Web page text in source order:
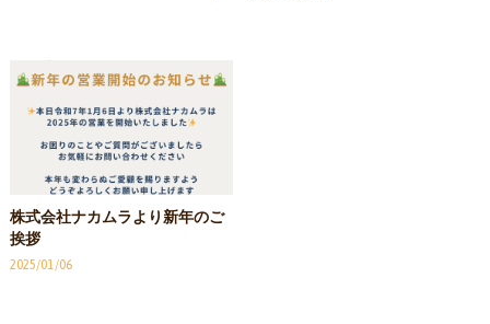
株式会社ナカムラより新年のご
挨拶
2025/01/06